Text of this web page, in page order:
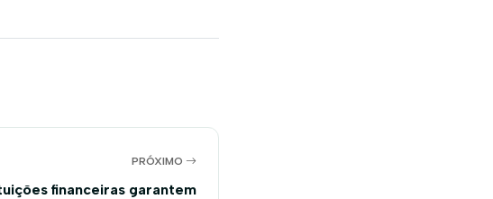
PRÓXIMO
financeiras garantem